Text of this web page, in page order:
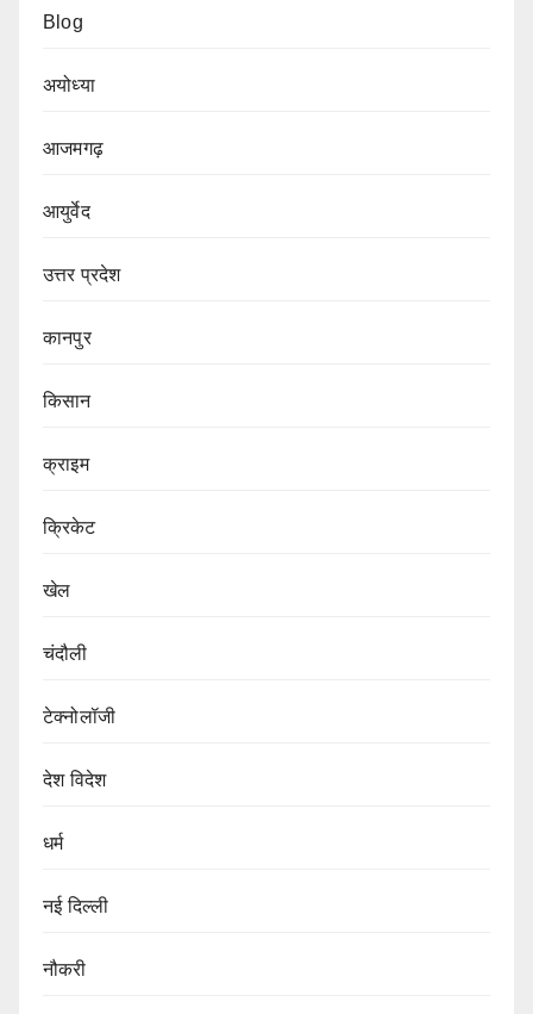
Blog
अयोध्या
आजमगढ़
आयुर्वेद
उत्तर प्रदेश
कानपुर
किसान
क्राइम
क्रिकेट
खेल
चंदौली
टेक्नोलॉजी
देश विदेश
धर्म
नई दिल्ली
नौकरी